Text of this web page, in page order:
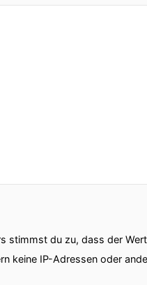
stimmst du zu, dass der
keine IP-Adressen oder